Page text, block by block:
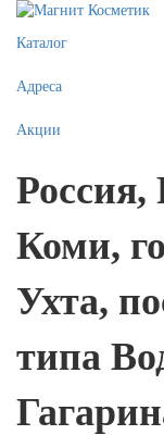
Каталог
Адреса
Акции
Россия,
Коми,
Ухта,
типа